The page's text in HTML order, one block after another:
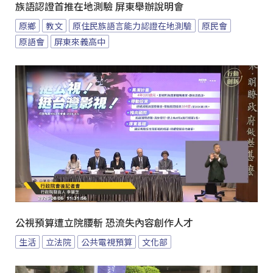
族語認證首推在地測驗 屏東舉辦說明會
原鄉 教文 原住民族語言能力認證在地測驗
原民會
原語會
屏東來義高中
公視預算遭立院腰斬 恐流失內容創作人才
生活 立法院 公共電視預算 文化部